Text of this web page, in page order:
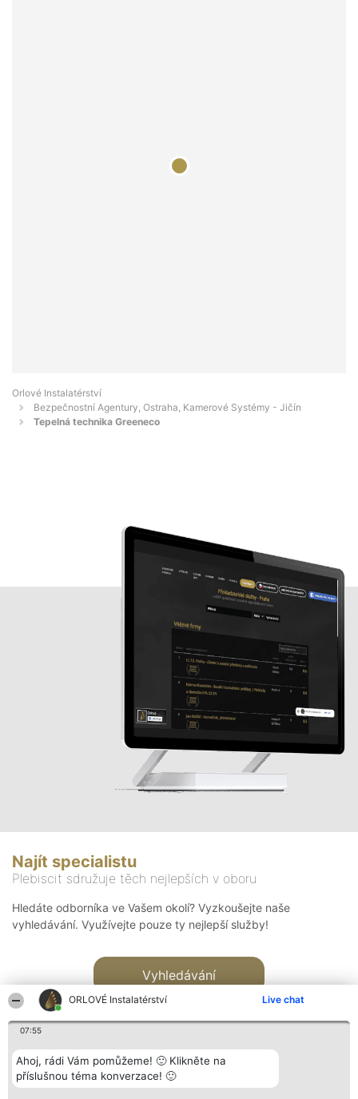
ORLOVÉ Instalatérství Live chat
07:55
Ahoj, rádi Vám pomůžeme! 🙂 Klikněte na
příslušnou téma konverzace! 🙂
Orlové Instalatérství
Bezpečnostní Agentury, Ostraha, Kamerové Systémy - Jičín
Tepelná technika Greeneco
Najít specialistu
Plebiscit sdružuje těch nejlepších v oboru
Hledáte odborníka ve Vašem okolí? Vyzkoušejte naše
vyhledávání. Využívejte pouze ty nejlepší služby!
Vyhledávání